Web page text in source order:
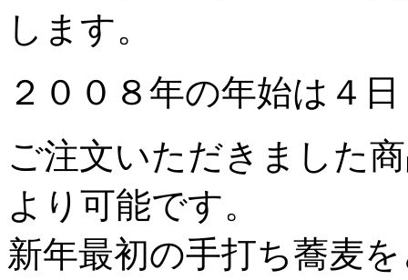
します。
２００８年の年始は４
ご注文いただきました
より可能です。
新年最初の手打ち蕎麦